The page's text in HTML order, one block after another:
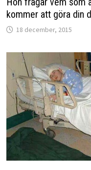
kommer att göra din
18 december, 2015